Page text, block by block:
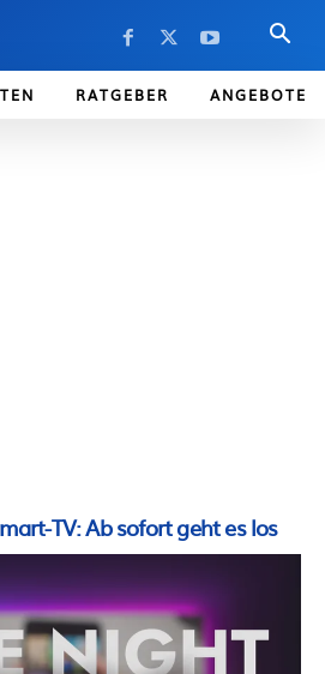
RATGEBER ANGEBOTE
TV: Ab sofort geht es los